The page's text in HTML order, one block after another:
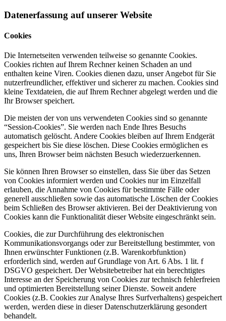
Datenerfassung auf unserer Website
Cookies
Die Internetseiten verwenden teilweise so genannte Cookies.
Cookies richten auf Ihrem Rechner keinen Schaden an und
enthalten keine Viren. Cookies dienen dazu, unser Angebot für Sie
nutzerfreundlicher, effektiver und sicherer zu machen. Cookies sind
kleine Textdateien, die auf Ihrem Rechner abgelegt werden und die
Ihr Browser speichert.
Die meisten der von uns verwendeten Cookies sind so genannte
“Session-Cookies”. Sie werden nach Ende Ihres Besuchs
automatisch gelöscht. Andere Cookies bleiben auf Ihrem Endgerät
gespeichert bis Sie diese löschen. Diese Cookies ermöglichen es
uns, Ihren Browser beim nächsten Besuch wiederzuerkennen.
Sie können Ihren Browser so einstellen, dass Sie über das Setzen
von Cookies informiert werden und Cookies nur im Einzelfall
erlauben, die Annahme von Cookies für bestimmte Fälle oder
generell ausschließen sowie das automatische Löschen der Cookies
beim Schließen des Browser aktivieren. Bei der Deaktivierung von
Cookies kann die Funktionalität dieser Website eingeschränkt sein.
Cookies, die zur Durchführung des elektronischen
Kommunikationsvorgangs oder zur Bereitstellung bestimmter, von
Ihnen erwünschter Funktionen (z.B. Warenkorbfunktion)
erforderlich sind, werden auf Grundlage von Art. 6 Abs. 1 lit. f
DSGVO gespeichert. Der Websitebetreiber hat ein berechtigtes
Interesse an der Speicherung von Cookies zur technisch fehlerfreien
und optimierten Bereitstellung seiner Dienste. Soweit andere
Cookies (z.B. Cookies zur Analyse Ihres Surfverhaltens) gespeichert
werden, werden diese in dieser Datenschutzerklärung gesondert
behandelt.